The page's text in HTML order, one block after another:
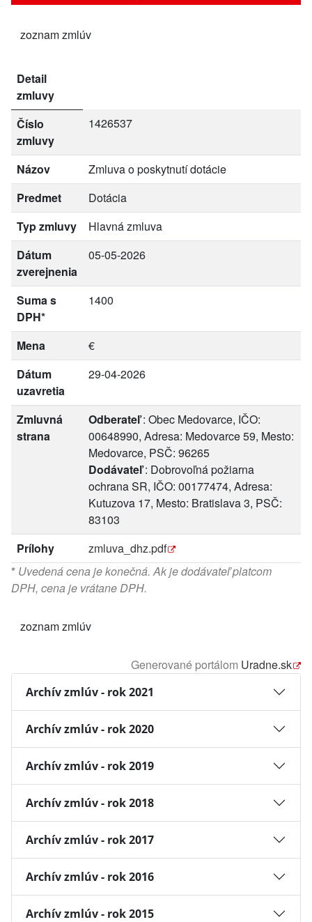
zoznam zmlúv
Detail
zmluvy
Číslo
zmluvy
1426537
Názov
Zmluva o poskytnutí dotácie
Predmet
Dotácia
Typ zmluvy
Hlavná zmluva
Dátum
zverejnenia
05-05-2026
Suma s
DPH*
1400
Mena
€
Dátum
uzavretia
29-04-2026
Zmluvná
strana
Odberateľ: Obec Medovarce, IČO:
00648990, Adresa: Medovarce 59, Mesto:
Medovarce, PSČ: 96265
Dodávateľ: Dobrovoľná požiarna
ochrana SR, IČO: 00177474, Adresa:
Kutuzova 17, Mesto: Bratislava 3, PSČ:
83103
Prílohy
zmluva_dhz.pdf
* Uvedená cena je konečná. Ak je dodávateľ platcom
DPH, cena je vrátane DPH.
zoznam zmlúv
Generované portálom Uradne.sk
Archív zmlúv - rok 2021
Archív zmlúv - rok 2020
Archív zmlúv - rok 2019
Archív zmlúv - rok 2018
Archív zmlúv - rok 2017
Archív zmlúv - rok 2016
Archív zmlúv - rok 2015